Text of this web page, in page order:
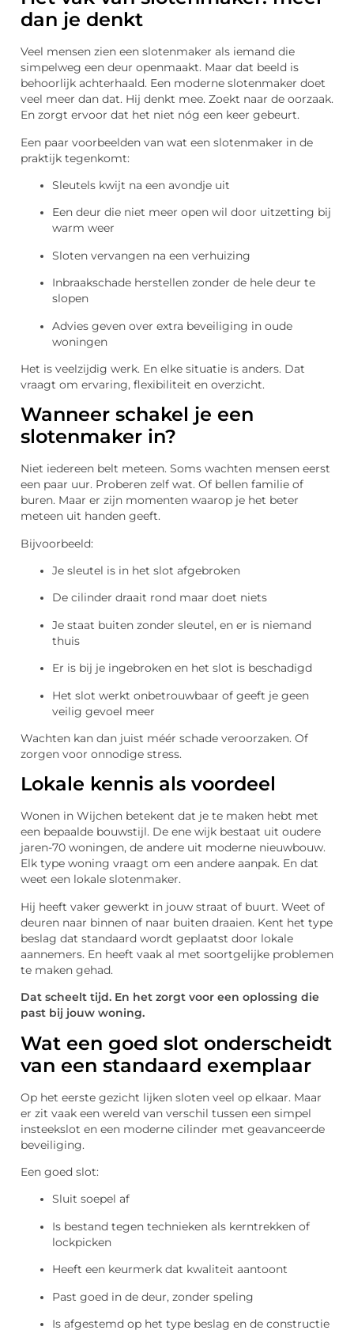
dan je denkt
Veel mensen zien een slotenmaker als iemand die
simpelweg een deur openmaakt. Maar dat beeld is
behoorlijk achterhaald. Een moderne slotenmaker doet
veel meer dan dat. Hij denkt mee. Zoekt naar de oorzaak.
En zorgt ervoor dat het niet nóg een keer gebeurt.
Een paar voorbeelden van wat een slotenmaker in de
praktijk tegenkomt:
Sleutels kwijt na een avondje uit
Een deur die niet meer open wil door uitzetting bij
warm weer
Sloten vervangen na een verhuizing
Inbraakschade herstellen zonder de hele deur te
slopen
Advies geven over extra beveiliging in oude
woningen
Het is veelzijdig werk. En elke situatie is anders. Dat
vraagt om ervaring, flexibiliteit en overzicht.
Wanneer schakel je een
slotenmaker in?
Niet iedereen belt meteen. Soms wachten mensen eerst
een paar uur. Proberen zelf wat. Of bellen familie of
buren. Maar er zijn momenten waarop je het beter
meteen uit handen geeft.
Bijvoorbeeld:
Je sleutel is in het slot afgebroken
De cilinder draait rond maar doet niets
Je staat buiten zonder sleutel, en er is niemand
thuis
Er is bij je ingebroken en het slot is beschadigd
Het slot werkt onbetrouwbaar of geeft je geen
veilig gevoel meer
Wachten kan dan juist méér schade veroorzaken. Of
zorgen voor onnodige stress.
Lokale kennis als voordeel
Wonen in Wijchen betekent dat je te maken hebt met
een bepaalde bouwstijl. De ene wijk bestaat uit oudere
jaren-70 woningen, de andere uit moderne nieuwbouw.
Elk type woning vraagt om een andere aanpak. En dat
weet een lokale slotenmaker.
Hij heeft vaker gewerkt in jouw straat of buurt. Weet of
deuren naar binnen of naar buiten draaien. Kent het type
beslag dat standaard wordt geplaatst door lokale
aannemers. En heeft vaak al met soortgelijke problemen
te maken gehad.
Dat scheelt tijd. En het zorgt voor een oplossing die
past bij jouw woning.
Wat een goed slot onderscheidt
van een standaard exemplaar
Op het eerste gezicht lijken sloten veel op elkaar. Maar
er zit vaak een wereld van verschil tussen een simpel
insteekslot en een moderne cilinder met geavanceerde
beveiliging.
Een goed slot:
Sluit soepel af
Is bestand tegen technieken als kerntrekken of
lockpicken
Heeft een keurmerk dat kwaliteit aantoont
Past goed in de deur, zonder speling
Is afgestemd op het type beslag en de constructie